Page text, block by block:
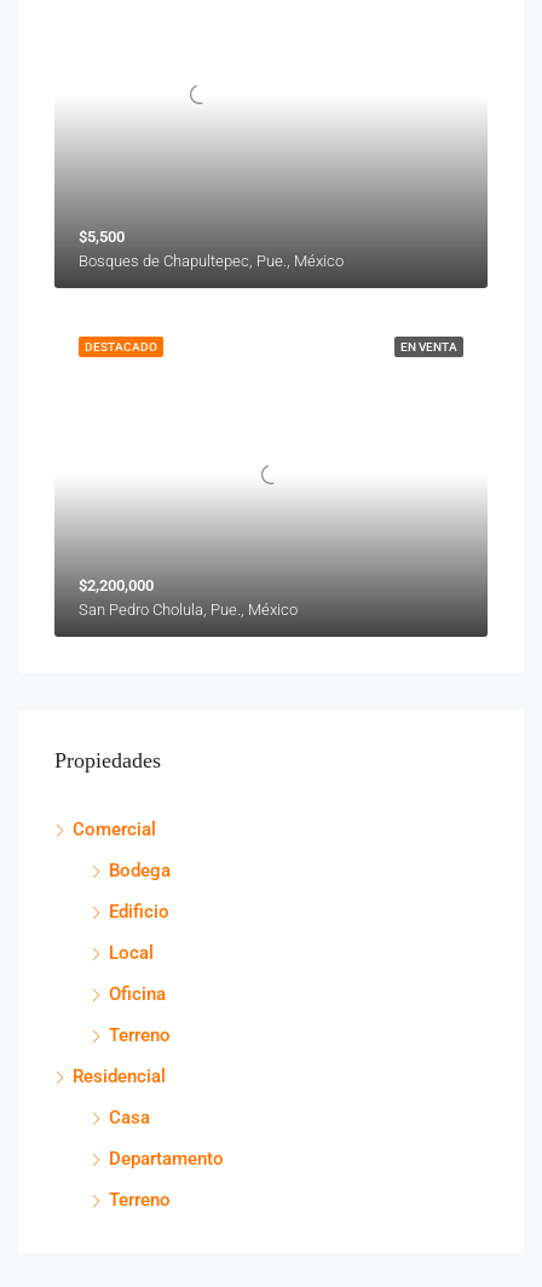
$5,500
Bosques de Chapultepec, Pue., México
EN VENTA
DESTACADO
$2,200,000
San Pedro Cholula, Pue., México
Propiedades
Comercial
Bodega
Edificio
Local
Oficina
Terreno
Residencial
Casa
Departamento
Terreno